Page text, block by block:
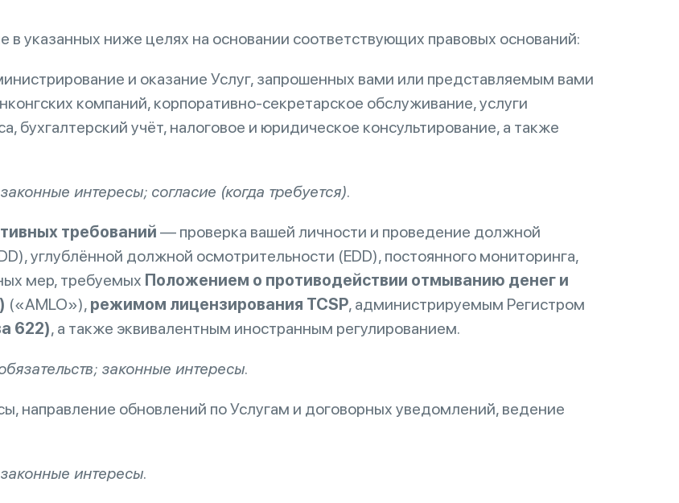
указанных ниже целях на основании соответствующих правовых оснований:
и оказание Услуг, запрошенных вами или представляемым вами
компаний, корпоративно-секретарское обслуживание, услуги
бухгалтерский учёт, налоговое и юридическое консультирование, а также
интересы; согласие (когда требуется).
требований — проверка вашей личности и проведение должной
углублённой должной осмотрительности (EDD), постоянного мониторинга,
мер, требуемых Положением о противодействии отмыванию денег и
(«AMLO»), режимом лицензирования TCSP, администрируемым Регистром
622), а также эквивалентным иностранным регулированием.
законные интересы.
направление обновлений по Услугам и договорных уведомлений, ведение
интересы.